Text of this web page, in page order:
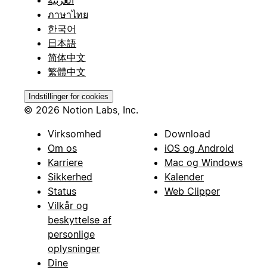
ภาษาไทย
한국어
日本語
简体中文
繁體中文
Indstillinger for cookies
© 2026 Notion Labs, Inc.
Virksomhed
Om os
Karriere
Sikkerhed
Status
Vilkår og
beskyttelse af
personlige
oplysninger
Dine
Download
iOS og Android
Mac og Windows
Kalender
Web Clipper